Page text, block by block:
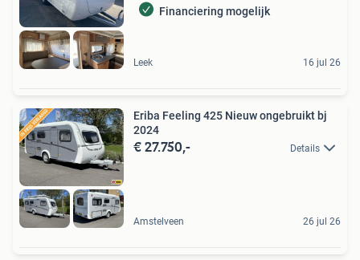
Financiering mogelijk
Leek 16 jul 26
Eriba Feeling 425 Nieuw ongebruikt bj
2024
€ 27.750,- Details
Amstelveen 26 jul 26